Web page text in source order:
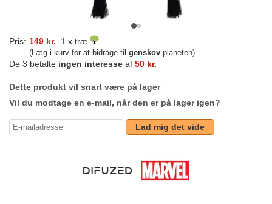
Pris: 149 kr. 1 x træ
(Læg i kurv for at bidrage til genskov planeten)
De 3 betalte ingen interesse af 50 kr.
Dette produkt vil snart være på lager
Vil du modtage en e-mail, når den er på lager igen?
Lad mig det vide